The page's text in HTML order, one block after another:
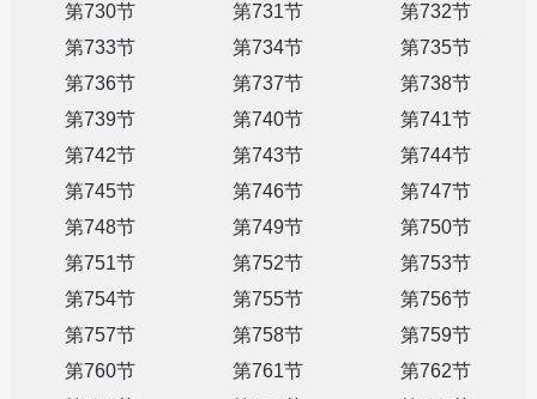
第730节
第731节
第732节
第733节
第734节
第735节
第736节
第737节
第738节
第739节
第740节
第741节
第742节
第743节
第744节
第745节
第746节
第747节
第748节
第749节
第750节
第751节
第752节
第753节
第754节
第755节
第756节
第757节
第758节
第759节
第760节
第761节
第762节